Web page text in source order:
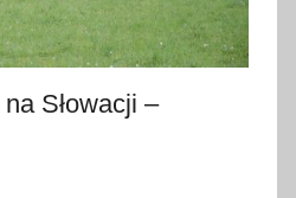
Słowacji –